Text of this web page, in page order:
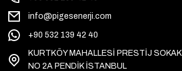
info@pigesenerji.com
+90 532 139 42 40
KURTKÖY MAHALLESİ PRESTİJ SOKAK
NO 2A PENDİK İSTANBUL